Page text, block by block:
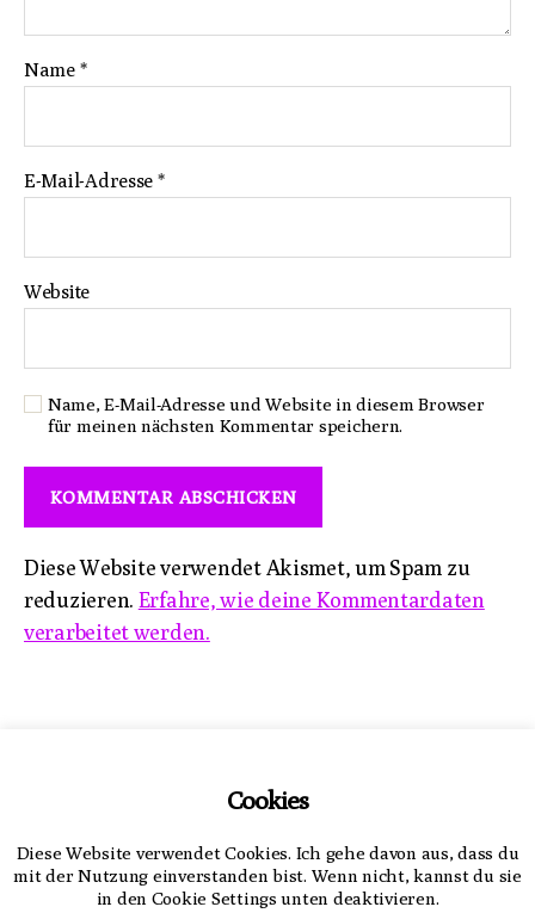
Name *
E-Mail-Adresse *
Website
Name, E-Mail-Adresse und Website in diesem Browser
für meinen nächsten Kommentar speichern.
Diese Website verwendet Akismet, um Spam zu
reduzieren. Erfahre, wie deine Kommentardaten
verarbeitet werden.
Datenschutzerklärung
Cookies
Diese Website verwendet Cookies. Ich gehe davon aus, dass du
mit der Nutzung einverstanden bist. Wenn nicht, kannst du sie
in den Cookie Settings unten deaktivieren.